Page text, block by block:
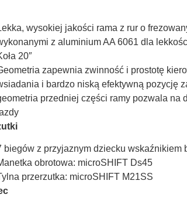
wysokiej jakości rama z rur o
z aluminium AA 6061 dla
20″
zapewnia zwinność i prostotę
i bardzo niską efektywną pozycję
przedniej części ramy pozwala na
biegów z przyjaznym dziecku wskaźnikiem
obrotowa: microSHIFT Ds45
przerzutka: microSHIFT M21SS